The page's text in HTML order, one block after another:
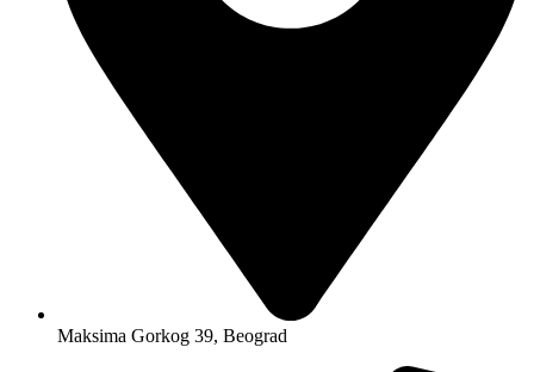
Maksima Gorkog 39, Beograd